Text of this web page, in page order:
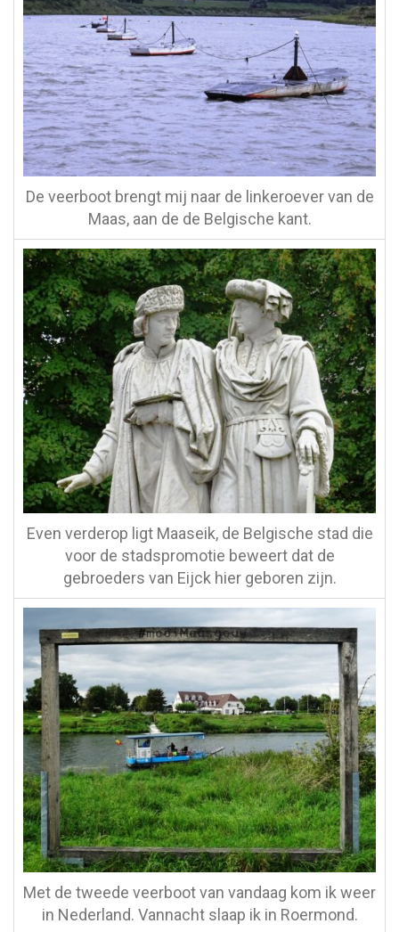
De veerboot brengt mij naar de linkeroever van de
Maas, aan de de Belgische kant.
Even verderop ligt Maaseik, de Belgische stad die
voor de stadspromotie beweert dat de
gebroeders van Eijck hier geboren zijn.
Met de tweede veerboot van vandaag kom ik weer
in Nederland. Vannacht slaap ik in Roermond.